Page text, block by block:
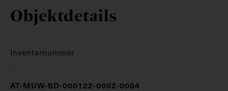
Objektdetails
Inventarnummer
AT-MUW-BD-000122-0002-0004